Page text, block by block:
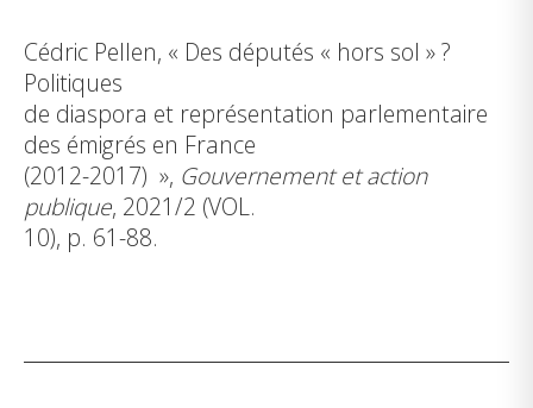
Cédric Pellen, « Des députés « hors sol » ?
Politiques
de diaspora et représentation parlementaire
des émigrés en France
(2012-2017) », Gouvernement et action
publique, 2021/2 (VOL.
10), p. 61-88.